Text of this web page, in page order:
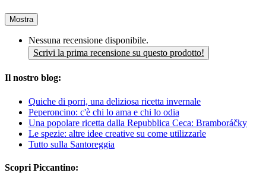
Mostra
Nessuna recensione disponibile.
Scrivi la prima recensione su questo prodotto!
Il nostro blog:
Quiche di porri, una deliziosa ricetta invernale
Peperoncino: c'è chi lo ama e chi lo odia
Una popolare ricetta dalla Repubblica Ceca: Bramboráčky
Le spezie: altre idee creative su come utilizzarle
Tutto sulla Santoreggia
Scopri Piccantino: